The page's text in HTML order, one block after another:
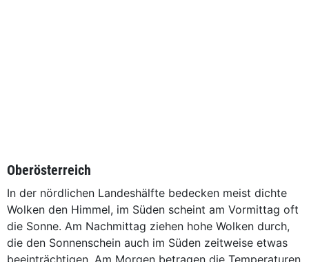
Oberösterreich
In der nördlichen Landeshälfte bedecken meist dichte
Wolken den Himmel, im Süden scheint am Vormittag oft
die Sonne. Am Nachmittag ziehen hohe Wolken durch,
die den Sonnenschein auch im Süden zeitweise etwas
beeinträchtigen. Am Morgen betragen die Temperaturen